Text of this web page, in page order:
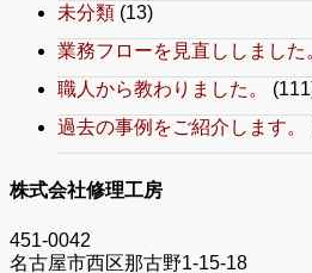
未分類 (13)
業務フローを見直ししました
職人から教わりました。
過去の事例をご紹介します。
株式会社修理工房
451-0042
名古屋市西区那古野1-15-18